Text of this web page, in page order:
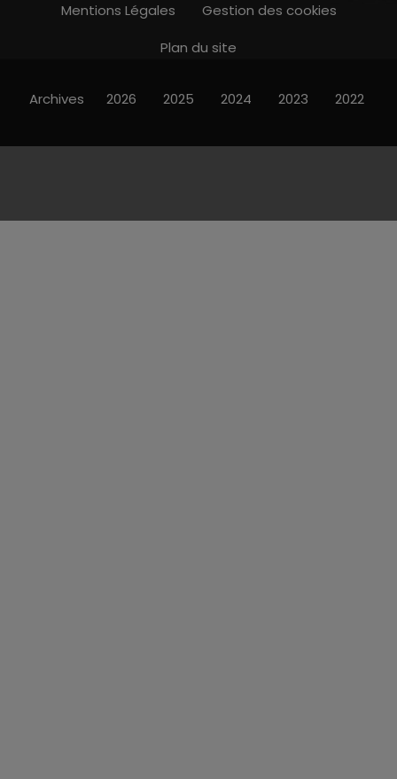
Mentions Légales
Gestion des cookies
Plan du site
Archives 2026 2025 2024 2023 2022